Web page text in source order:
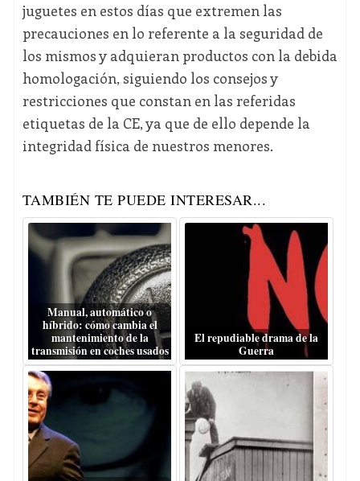
juguetes en estos días que extremen las
precauciones en lo referente a la seguridad de
los mismos y adquieran productos con la debida
homologación, siguiendo los consejos y
restricciones que constan en las referidas
etiquetas de la CE, ya que de ello depende la
integridad física de nuestros menores.
TAMBIÉN TE PUEDE INTERESAR...
Manual, automático o
híbrido: cómo cambia el
mantenimiento de la
transmisión en coches usados
El repudiable drama de la
Guerra